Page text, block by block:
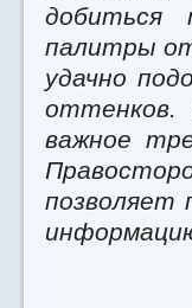
добиться
палитры
удачно
оттенков.
важное
позволяет